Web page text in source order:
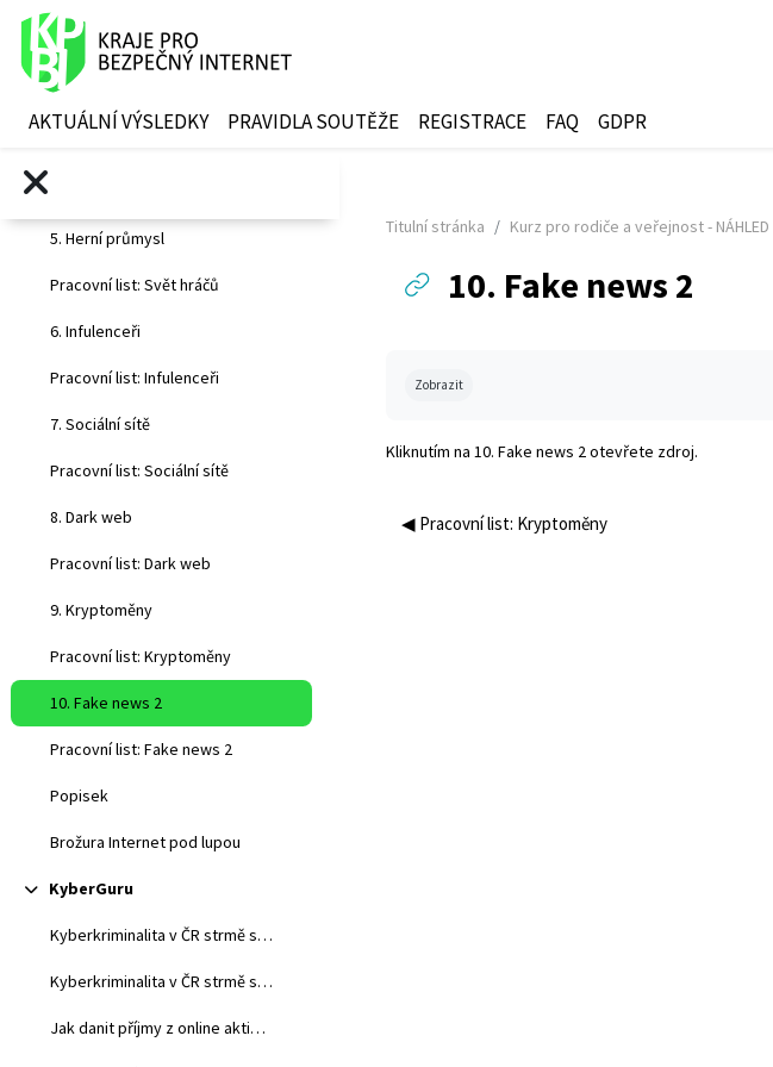
Přejít k hlavnímu obsahu
AKTUÁLNÍ VÝSLEDKY PRAVIDLA SOUTĚŽE REGISTRACE FAQ GDPR
3. Mobilní aplikace
Pracovní list: Mobilní aplikace
5. Herní průmysl
Pracovní list: Svět hráčů
6. Infulenceři
Pracovní list: Infulenceři
7. Sociální sítě
Pracovní list: Sociální sítě
8. Dark web
Pracovní list: Dark web
9. Kryptoměny
Pracovní list: Kryptoměny
10. Fake news 2
Pracovní list: Fake news 2
Popisek
Brožura Internet pod lupou
SbalitKyberGuru
Kyberkriminalita v ČR strmě stoupá. Co s tím? – 1. díl
Kyberkriminalita v ČR strmě stoupá. Co s tím? – 2. díl
Jak danit příjmy z online aktivit? – 1. díl
Titulní stránka Kurz pro rodiče a veřejnost - NÁHLED
10. Fake news 2
Zobrazit
Kliknutím na 10. Fake news 2otevřete zdroj.
◀︎ Pracovní list: Kryptoměny